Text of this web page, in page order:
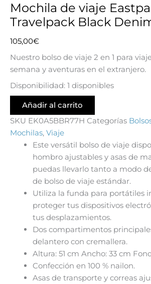
Mochila de viaje
Travelpack Black
105,00€
Nuestro bolso de viaje 2 en 1 para
semana y aventuras en el extranjero.
Disponibilidad: 1 disponibles
Añadir al carrito
SKU EK0A5BBR77H Categorías
Mochilas, Viaje
Este versátil bolso de viaje
hombro ajustables y asas de
puedas llevarlo tanto a modo
de bolso de viaje estándar.
Utiliza la funda para portátiles
proteger tus dispositivos
tus desplazamientos.
Dos compartimentos
delantero con cremallera.
Altura: 51 cm Ancho: 33 cm
Confección en 100 % nailon.
Asas de transporte y correas